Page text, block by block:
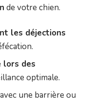
de votre chien.
les déjections
lors des
optimale.
avec une barrière ou